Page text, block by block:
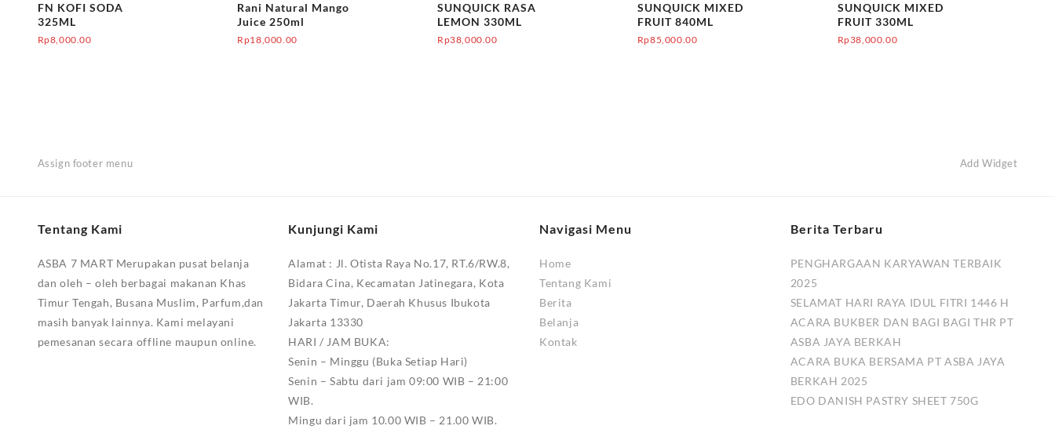
FN KOFI SODA
325ML
Rp8,000.00
Rani Natural Mango
Juice 250ml
Rp18,000.00
SUNQUICK RASA
LEMON 330ML
Rp38,000.00
SUNQUICK MIXED
FRUIT 840ML
Rp85,000.00
SUNQUICK MIXED
FRUIT 330ML
Rp38,000.00
Assign footer menu Add Widget
Tentang Kami
ASBA 7 MART Merupakan pusat belanja
dan oleh – oleh berbagai makanan Khas
Timur Tengah, Busana Muslim, Parfum,dan
masih banyak lainnya. Kami melayani
pemesanan secara offline maupun online.
Kunjungi Kami
Alamat : Jl. Otista Raya No.17, RT.6/RW.8,
Bidara Cina, Kecamatan Jatinegara, Kota
Jakarta Timur, Daerah Khusus Ibukota
Jakarta 13330
HARI / JAM BUKA:
Senin – Minggu (Buka Setiap Hari)
Senin – Sabtu dari jam 09:00 WIB – 21:00
WIB.
Mingu dari jam 10.00 WIB – 21.00 WIB.
Navigasi Menu
Home
Tentang Kami
Berita
Belanja
Kontak
Berita Terbaru
PENGHARGAAN KARYAWAN TERBAIK
2025
SELAMAT HARI RAYA IDUL FITRI 1446 H
ACARA BUKBER DAN BAGI BAGI THR PT
ASBA JAYA BERKAH
ACARA BUKA BERSAMA PT ASBA JAYA
BERKAH 2025
EDO DANISH PASTRY SHEET 750G